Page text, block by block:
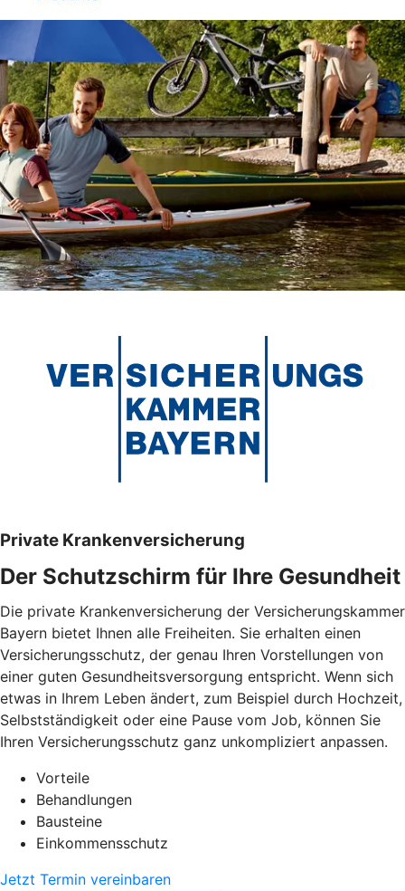
Private Krankenversicherung
Der Schutzschirm für Ihre Gesundheit
Die private Krankenversicherung der Versicherungskammer
Bayern bietet Ihnen alle Freiheiten. Sie erhalten einen
Versicherungsschutz, der genau Ihren Vorstellungen von
einer guten Gesundheitsversorgung entspricht. Wenn sich
etwas in Ihrem Leben ändert, zum Beispiel durch Hochzeit,
Selbstständigkeit oder eine Pause vom Job, können Sie
Ihren Versicherungsschutz ganz unkompliziert anpassen.
Vorteile
Behandlungen
Bausteine
Einkommensschutz
Jetzt Termin vereinbaren